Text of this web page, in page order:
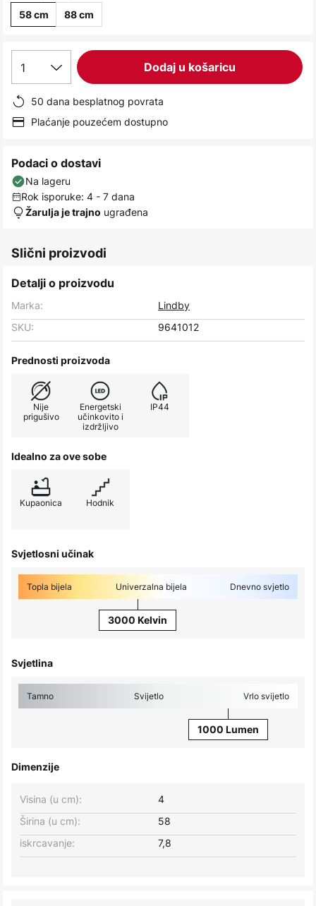
58 cm 88 cm
1 Dodaj u košaricu
50 dana besplatnog povrata
Plaćanje pouzećem dostupno
Podaci o dostavi
Na lageru
Rok isporuke: 4 - 7 dana
Žarulja je trajno ugrađena
Slični proizvodi
Detalji o proizvodu
Marka:
Lindby
SKU:
9641012
Prednosti proizvoda
Nije
prigušivo
Energetski
učinkovito i
izdržljivo
IP44
Idealno za ove sobe
Kupaonica Hodnik
Svjetlosni učinak
Topla bijela Univerzalna bijela Dnevno svjetlo
3000 Kelvin
Svjetlina
Tamno Svijetlo Vrlo svijetlo
1000 Lumen
Dimenzije
Širina (u cm): 58
Visina (u cm): 4
iskrcavanje: 7,8